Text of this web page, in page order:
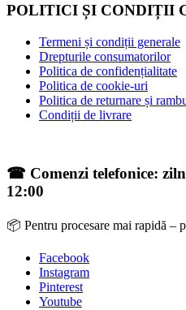
POLITICI ȘI CONDIȚII
Termeni și condiții generale
Drepturile consumatorilor
Politica de confidențialitate
Politica de cookie-uri
Politica de returnare și
Condiții de livrare
☎ Comenzi telefonice:
12:00
📦 Pentru procesare mai rapidă –
Facebook
Instagram
Pinterest
Youtube